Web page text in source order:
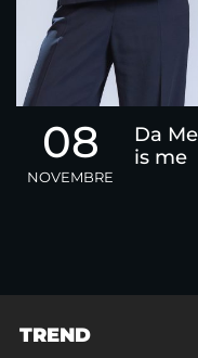
08
NOVEMBRE
Da
is me
TREND